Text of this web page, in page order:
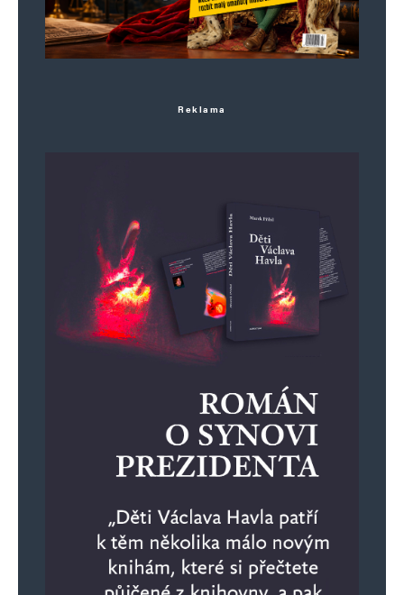
Reklama